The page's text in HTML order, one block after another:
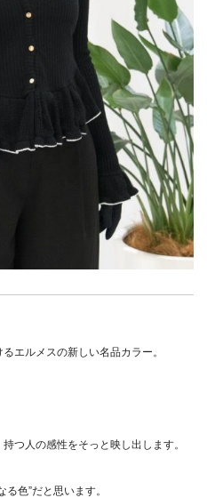
エルメスの新しい名品カラー。
つ人の感性をそっと映し出します。
色”だと思います。